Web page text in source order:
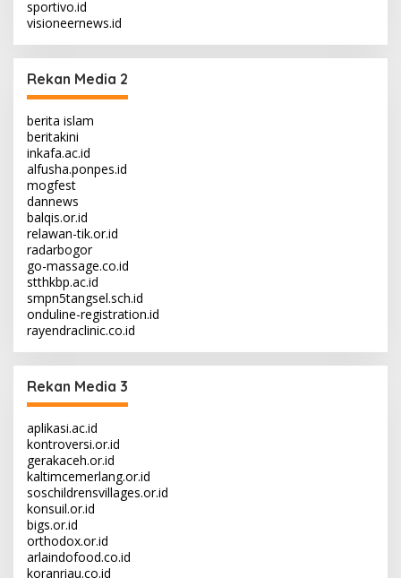
sportivo.id
visioneernews.id
Rekan Media 2
berita islam
beritakini
inkafa.ac.id
alfusha.ponpes.id
mogfest
dannews
balqis.or.id
relawan-tik.or.id
radarbogor
go-massage.co.id
stthkbp.ac.id
smpn5tangsel.sch.id
onduline-registration.id
rayendraclinic.co.id
Rekan Media 3
aplikasi.ac.id
kontroversi.or.id
gerakaceh.or.id
kaltimcemerlang.or.id
soschildrensvillages.or.id
konsuil.or.id
bigs.or.id
orthodox.or.id
arlaindofood.co.id
koranriau.co.id